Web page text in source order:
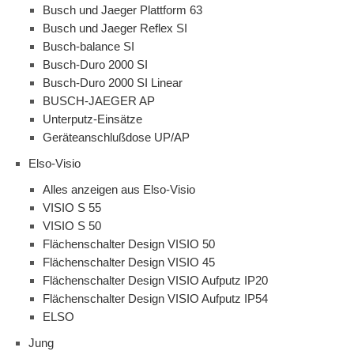
Busch und Jaeger Plattform 63
Busch und Jaeger Reflex SI
Busch-balance SI
Busch-Duro 2000 SI
Busch-Duro 2000 SI Linear
BUSCH-JAEGER AP
Unterputz-Einsätze
Geräteanschlußdose UP/AP
Elso-Visio
Alles anzeigen aus Elso-Visio
VISIO S 55
VISIO S 50
Flächenschalter Design VISIO 50
Flächenschalter Design VISIO 45
Flächenschalter Design VISIO Aufputz IP20
Flächenschalter Design VISIO Aufputz IP54
ELSO
Jung